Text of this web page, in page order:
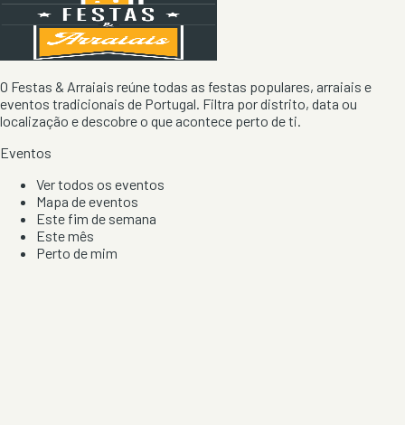
O Festas & Arraiais reúne todas as festas populares, arraiais e
eventos tradicionais de Portugal. Filtra por distrito, data ou
localização e descobre o que acontece perto de ti.
Eventos
Ver todos os eventos
Mapa de eventos
Este fim de semana
Este mês
Perto de mim